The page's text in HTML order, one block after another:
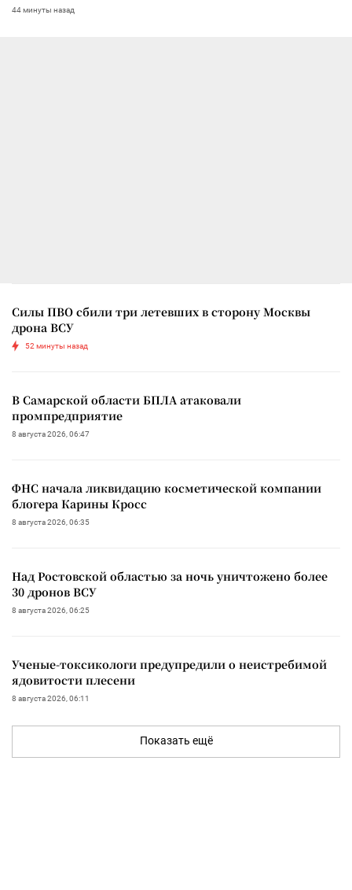
44 минуты назад
Силы ПВО сбили три летевших в сторону Москвы
дрона ВСУ
52 минуты назад
В Самарской области БПЛА атаковали
промпредприятие
8 августа 2026, 06:47
ФНС начала ликвидацию косметической компании
блогера Карины Кросс
8 августа 2026, 06:35
Над Ростовской областью за ночь уничтожено более
30 дронов ВСУ
8 августа 2026, 06:25
Ученые-токсикологи предупредили о неистребимой
ядовитости плесени
8 августа 2026, 06:11
Показать ещё